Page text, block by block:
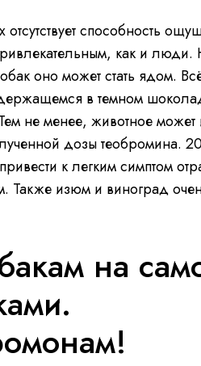
способность
как и
оно может стать ядом.
в темном
не менее, животное может
дозы теобромина.
к легким симптом
Также изюм и виноград
на